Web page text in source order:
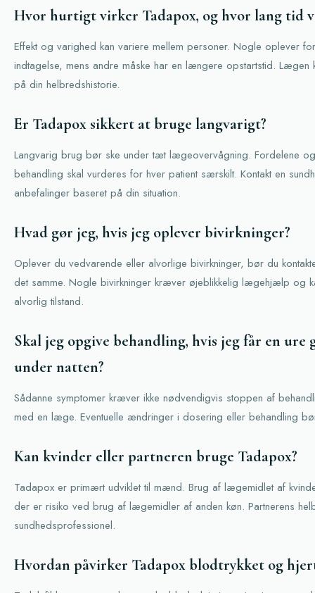
Hvor hurtigt virker Tadapox, og hvor lang tid
Effekt og varighed kan variere mellem personer. Nogle oplever
indtagelse, mens andre måske har en længere opstartstid. Lægen
på din helbredshistorie.
Er Tadapox sikkert at bruge langvarigt?
Langvarig brug bør ske under tæt lægeovervågning. Fordelene
behandling skal vurderes for hver patient særskilt. Kontakt en
anbefalinger baseret på din situation.
Hvad gør jeg, hvis jeg oplever bivirkninger?
Oplever du vedvarende eller alvorlige bivirkninger, bør du
det samme. Nogle bivirkninger kræver øjeblikkelig lægehjælp og
alvorlig tilstand.
Skal jeg opgive behandling, hvis jeg får en ure
under natten?
Sådanne symptomer kræver ikke nødvendigvis stoppen af
med en læge. Eventuelle ændringer i dosering eller behandling
Kan kvinder eller partneren bruge Tadapox?
Tadapox er primært udviklet til mænd. Brug af lægemidlet af
der er risiko ved brug af lægemidler af anden køn. Partnerens
sundhedsprofessionel.
Hvordan påvirker Tadapox blodtrykket og